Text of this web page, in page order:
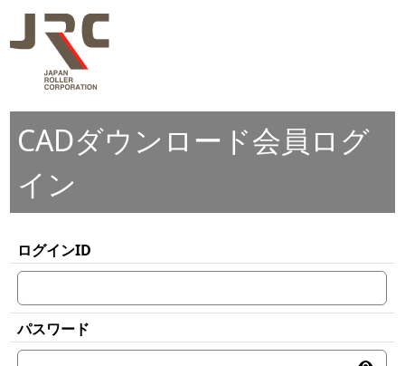
CADダウンロード会員ログ
イン
ログインID
パスワード